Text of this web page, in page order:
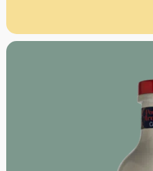
Temperaturen, aber in
Mengenrabatt: erhalte
Olivenölen Extra 12%